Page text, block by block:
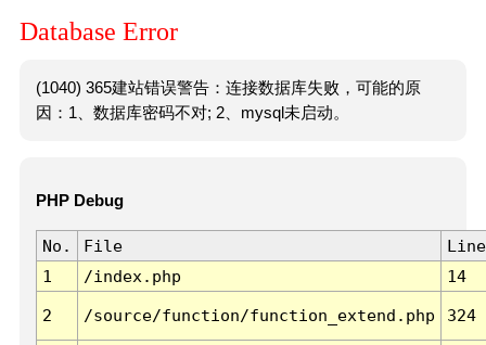
Database Error
(1040) 365建站错误警告：连接数据库失败，可能的原
因：1、数据库密码不对; 2、mysql未启动。
PHP Debug
No. File
Line
1
/index.php 14
2 /source/function/function_extend.php 324